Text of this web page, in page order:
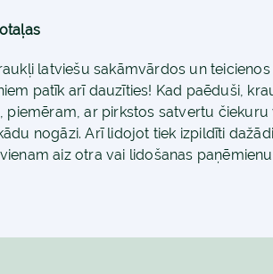
latviešu sakāmvārdos un
patīk arī dauzīties! Kad paēduši,
piemēram, ar pirkstos satvertu
nogāzi. Arī lidojot tiek izpildīti
aiz otra vai lidošanas